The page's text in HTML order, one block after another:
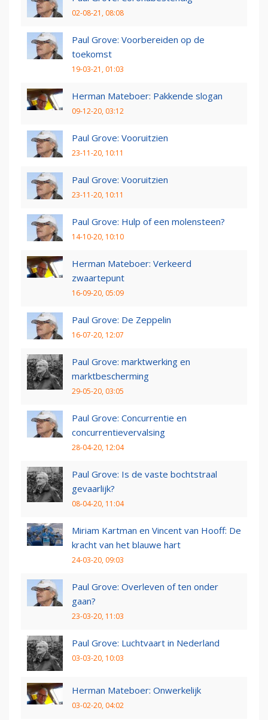
02-08-21, 08:08
Paul Grove: Voorbereiden op de
toekomst
19-03-21, 01:03
Herman Mateboer: Pakkende slogan
09-12-20, 03:12
Paul Grove: Vooruitzien
23-11-20, 10:11
Paul Grove: Vooruitzien
23-11-20, 10:11
Paul Grove: Hulp of een molensteen?
14-10-20, 10:10
Herman Mateboer: Verkeerd
zwaartepunt
16-09-20, 05:09
Paul Grove: De Zeppelin
16-07-20, 12:07
Paul Grove: marktwerking en
marktbescherming
29-05-20, 03:05
Paul Grove: Concurrentie en
concurrentievervalsing
28-04-20, 12:04
Paul Grove: Is de vaste bochtstraal
gevaarlijk?
08-04-20, 11:04
Miriam Kartman en Vincent van Hooff: De
kracht van het blauwe hart
24-03-20, 09:03
Paul Grove: Overleven of ten onder
gaan?
23-03-20, 11:03
Paul Grove: Luchtvaart in Nederland
03-03-20, 10:03
Herman Mateboer: Onwerkelijk
03-02-20, 04:02